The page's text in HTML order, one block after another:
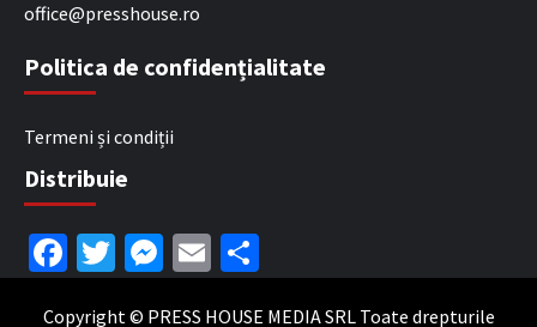
office@presshouse.ro
Politica de confidențialitate
Termeni și condiții
Distribuie
Facebook
Twitter
Messenger
Email
Copyright © PRESS HOUSE MEDIA SRL Toate drepturile